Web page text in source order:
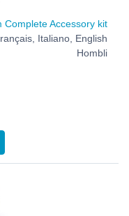
Complete Accessory kit
Italiano, English
Hombli